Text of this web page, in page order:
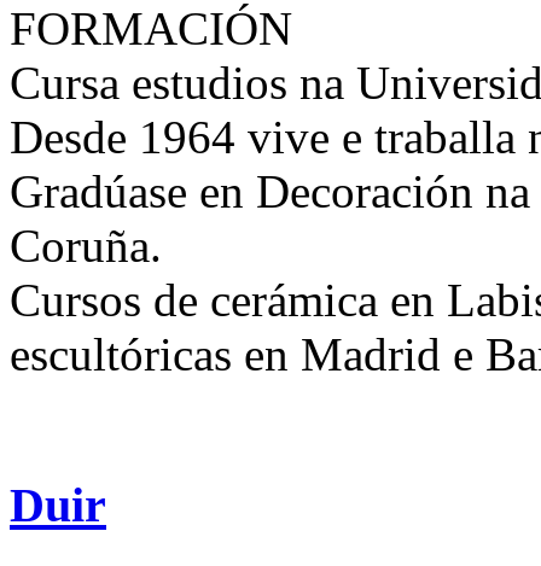
FORMACIÓN
Cursa estudios na
Desde 1964 vive e traballa
Gradúase en Decoración
Coruña.
Cursos de cerámica en
escultóricas en Madrid e
Duir